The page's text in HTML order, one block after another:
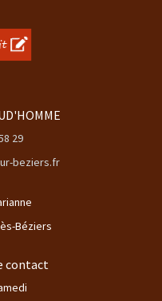
29
beziers.fr
Béziers
contact